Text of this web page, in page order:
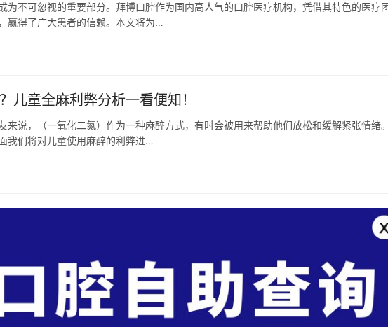
为不可忽视的重要部分。拜博口腔作为国内高人气的口腔医疗机构，凭借其特色的医疗
赢得了广大患者的信赖。本文将为…
儿童全麻利弊分析一看便知！
来说，（一氧化二氮）作为一种麻醉方式，有时会被用来帮助他们放松和缓解紧张情绪
我们将对儿童使用麻醉的利弊进…